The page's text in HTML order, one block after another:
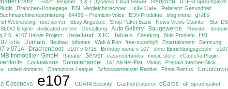
Franz T-Shirt Designer 1 & 1 Dynamic Cloud Server Redcoon
UTF-8 Sprachpaket
Branchen-Homepage DSL Vergleichsrechner Little Cafe
Referenz Gesundheit
Suchmaschinenoptimierung 64466 – Premium-Voice EDV-Produkte blog menu
gratis
Webhosting root server Ebay Angebote Shop Paket Basic News Views Counter
Star
BLOG Engine dedicated server Gestaltung Auto Gallery Baugewerbe Provider
domain
2.0 e107 Helper Project Havelland XTC Tablets Caseking Skin Problem
DSL
cms Domain Neubau iphones Web & Fon free-superiq© Entertainment
Samsung
v 0714 Drachenboot e107 v 0715 Birthday menu v 107 ohne Einrichtungsgebühr
e107
MB Immobilien GmbH Rabatte Server easynotebooks music store
eCaptcha Plugin
Cocktailkarte Domainhandel 1&1 All-Net-Flat Viking Prepaid Internet-Stick
united domains Champions League Schlossermeister Radtke Firma Remus Countdown
Casanova e107 GDATA Security Gasthofbrauerei eCards
utf Sprachpaket